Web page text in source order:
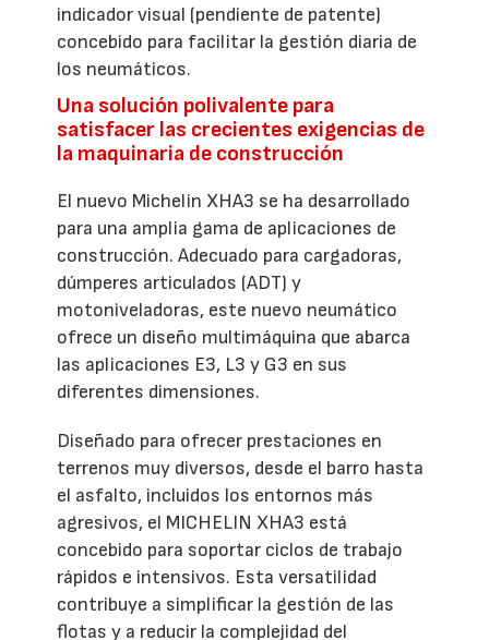
indicador visual (pendiente de patente)
concebido para facilitar la gestión diaria de
los neumáticos.
Una solución polivalente para
satisfacer las crecientes exigencias de
la maquinaria de construcción
El nuevo Michelin XHA3 se ha desarrollado
para una amplia gama de aplicaciones de
construcción. Adecuado para cargadoras,
dúmperes articulados (ADT) y
motoniveladoras, este nuevo neumático
ofrece un diseño multimáquina que abarca
las aplicaciones E3, L3 y G3 en sus
diferentes dimensiones.
Diseñado para ofrecer prestaciones en
terrenos muy diversos, desde el barro hasta
el asfalto, incluidos los entornos más
agresivos, el MICHELIN XHA3 está
concebido para soportar ciclos de trabajo
rápidos e intensivos. Esta versatilidad
contribuye a simplificar la gestión de las
flotas y a reducir la complejidad del